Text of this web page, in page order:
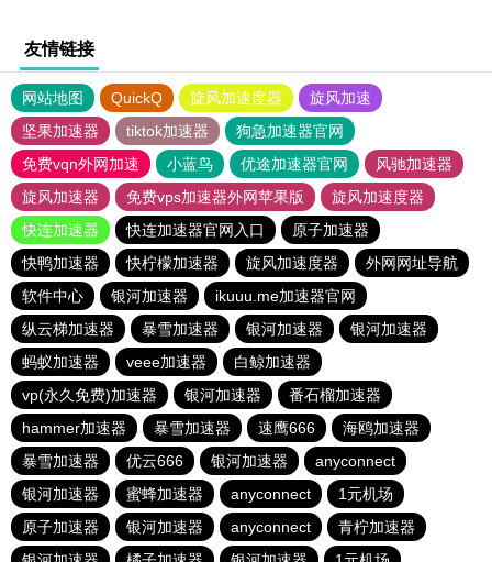
友情链接
网站地图 QuickQ 旋风加速度器
旋风加速
坚果加速器
tiktok加速器
狗急加速器官网
免费vqn外网加速
小蓝鸟 优途加速器官网
风驰加速器
旋风加速器
免费vps加速器外网苹果版
旋风加速度器
快连加速器
快连加速器官网入口
原子加速器
快鸭加速器
快柠檬加速器 旋风加速度器
外网网址导航
软件中心
银河加速器
ikuuu.me加速器官网
纵云梯加速器
暴雪加速器 银河加速器
银河加速器
蚂蚁加速器
veee加速器
白鲸加速器
vp(永久免费)加速器
银河加速器
番石榴加速器
hammer加速器
暴雪加速器 速鹰666
海鸥加速器
暴雪加速器
优云666 银河加速器
anyconnect
银河加速器
蜜蜂加速器 anyconnect
1元机场
原子加速器
银河加速器 anyconnect
青柠加速器